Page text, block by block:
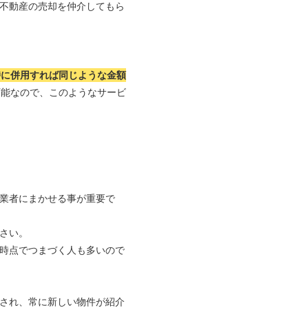
動産の売却を仲介してもら
併用すれば同じような金額
なので、このようなサービ
者にまかせる事が重要で
い。
点でつまづく人も多いので
れ、常に新しい物件が紹介